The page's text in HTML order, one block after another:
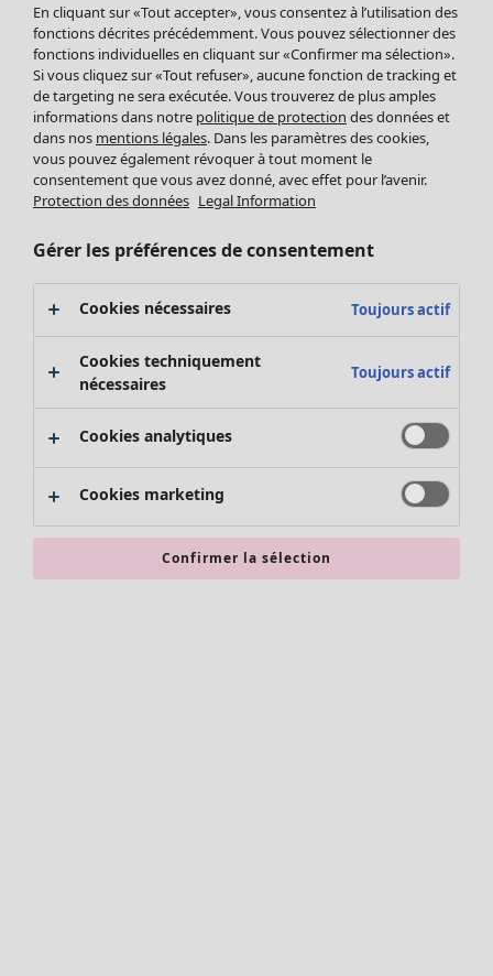
Leggings et collants
Accessoires
Chaussures
Vêtements de bain
Basics
Soldes Mobilier
Bonnes affaires déco
Décoration
Textiles
Tapis
Éponge
Promos SOLDES
Les promos de Gudrun Sjödén
Nouvel arrivage
Bonnes affaires en soldes - jusqu'à -70
En cliquant sur «Tout accepter», vous consentez à l’utilisation des
fonctions décrites précédemment. Vous pouvez sélectionner des
fonctions individuelles en cliquant sur «Confirmer ma sélection».
Si vous cliquez sur «Tout refuser», aucune fonction de tracking et
de targeting ne sera exécutée. Vous trouverez de plus amples
informations dans notre politique de protection des données et
dans nos mentions légales. Dans les paramètres des cookies,
vous pouvez également révoquer à tout moment le
consentement que vous avez donné, avec effet pour l’avenir.
Protection des données Legal Information
Gérer les préférences de consentement
Cookies nécessaires Toujours actif
Cookies techniquement
nécessaires
Toujours actif
Cookies analytiques
Cookies marketing
Confirmer la sélection